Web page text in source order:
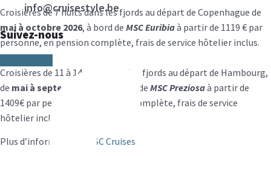
info@cruisestyle.be
Suivez-nous
Croisières de 7 nuits dans les fjords au départ de Copenhague de
mai à octobre 2026, à bord de MSC Euribiaà partir de 1119 € par
personne, en pension complète, frais de service hôtelier inclus.
Croisières de 11 à 14 nuits dans les fjords au départ de Hambourg,
de mai à septembre 2026 , à bord de MSC Preziosaà partir de
1409€ par personne, en pension complète, frais de service
hôtelier inclus.
Plus d’informations:
MSC Cruises